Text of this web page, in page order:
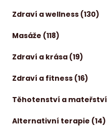
Zdraví a wellness (130)
Masáže (118)
Zdraví a krása (19)
Zdraví a fitness (16)
Těhotenství a mateřství
Alternativní terapie (14)